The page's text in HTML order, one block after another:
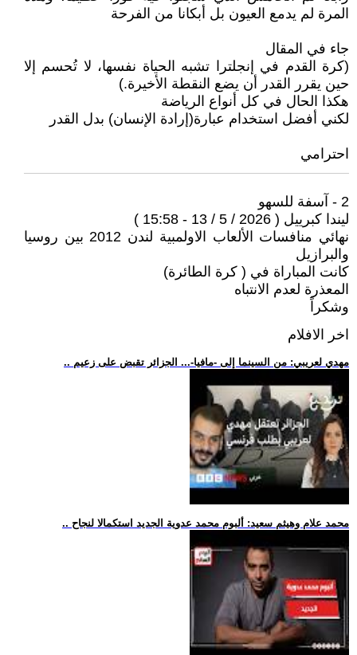
المرة لم يدمع العيون بل أبكانا من الفرحة
جاء في المقال
(كرة القدم في إنجلترا تشبه الحياة نفسها، لا تُحسم إلا
حين يقرر القدر أن يضع النقطة الأخيرة.)
هكذا الحال في كل أنواع الرياضة
لكني أفضل استخدام عبارة(إرادة الإنسان) بدل القدر
احترامي
2 - آسفة للسهو
ليندا كبرييل ( 2026 / 5 / 13 - 15:58 )
نهائي منافسات الألعاب الاولمبية لندن 2012 بين روسيا
والبرازيل
كانت المباراة في ( كرة الطائرة)
المعذرة لعدم الانتباه
وشكراً
اخر الافلام
.. مهدي لعريبي: من السينما إلى -مافيا-... الجزائر تقبض على زعيم
.. محمد علام وهيثم سعيد: ألبوم محمد عدوية الجديد استكمالا لنجاح